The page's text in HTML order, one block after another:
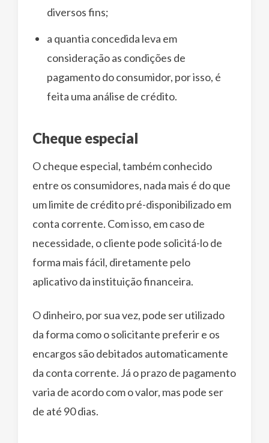
diversos fins;
a quantia concedida leva em
consideração as condições de
pagamento do consumidor, por isso, é
feita uma análise de crédito.
Cheque especial
O cheque especial, também conhecido
entre os consumidores, nada mais é do que
um limite de crédito pré-disponibilizado em
conta corrente. Com isso, em caso de
necessidade, o cliente pode solicitá-lo de
forma mais fácil, diretamente pelo
aplicativo da instituição financeira.
O dinheiro, por sua vez, pode ser utilizado
da forma como o solicitante preferir e os
encargos são debitados automaticamente
da conta corrente. Já o prazo de pagamento
varia de acordo com o valor, mas pode ser
de até 90 dias.